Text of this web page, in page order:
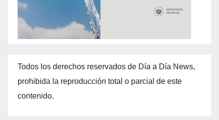
Todos los derechos reservados de Día a Día News,
prohibida la reproducción total o parcial de este
contenido.